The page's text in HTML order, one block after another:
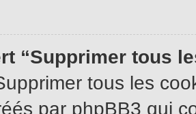
“Supprimer tous
tous les
par phpBB3 qui